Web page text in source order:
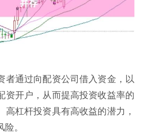
者通过向配资公司借入资金，以
资开户，从而提高投资收益率的
高杠杆投资具有高收益的潜力，
。